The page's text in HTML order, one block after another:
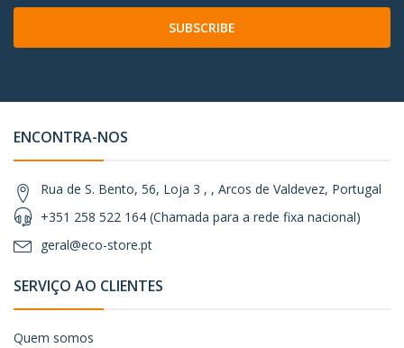
SUBSCRIBE
ENCONTRA-NOS
Rua de S. Bento, 56, Loja 3 , , Arcos de Valdevez, Portugal
+351 258 522 164 (Chamada para a rede fixa nacional)
geral@eco-store.pt
SERVIÇO AO CLIENTES
Quem somos